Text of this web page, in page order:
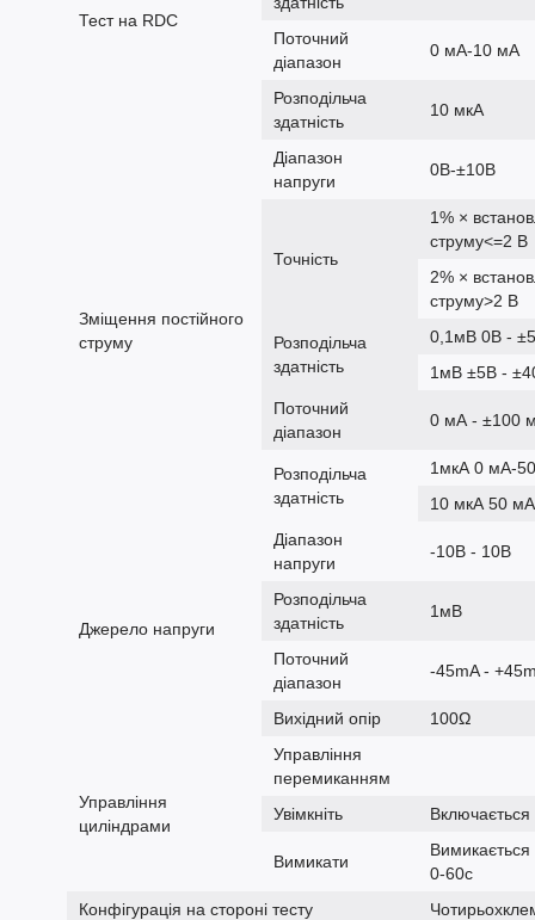
Тест на RDC
Поточний
діапазон
0 мА-10 мА
Розподільча
здатність
10 мкА
Зміщення постійного
струму
Діапазон
напруги
0В-±10В
Точність
1% ×
струму<=2 В
2% ×
струму>2 В
Розподільча
здатність
0,1мВ 0В -
1мВ ±5В -
Поточний
діапазон
0 мА - ±100
Розподільча
здатність
1мкА 0 мА-
10 мкА 50
Джерело напруги
Діапазон
напруги
-10В - 10В
Розподільча
здатність
1мВ
Поточний
діапазон
-45mA -
Вихідний опір 100Ω
Управління
циліндрами
Управління
перемиканням
Увімкніть
Включається
Вимикати
Вимикається
0-60с
Конфігурація на стороні тесту